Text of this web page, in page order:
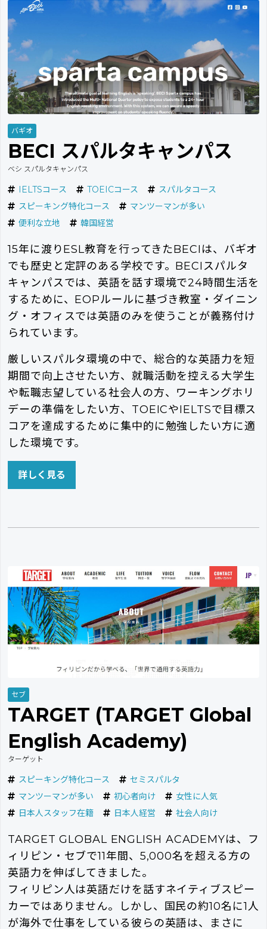
バギオ
BECI スパルタキャンパス
ベシ スパルタキャンパス
IELTSコース TOEICコース
スパルタコース
スピーキング特化コース
マンツーマンが多い
便利な立地
韓国経営
15年に渡りESL教育を行ってきたBECIは、バギオ
でも歴史と定評のある学校です。BECIスパルタ
キャンパスでは、英語を話す環境で24時間生活を
するために、EOPルールに基づき教室・ダイニン
グ・オフィスでは英語のみを使うことが義務付け
られています。
厳しいスパルタ環境の中で、総合的な英語力を短
期間で向上させたい方、就職活動を控える大学生
や転職志望している社会人の方、ワーキングホリ
デーの準備をしたい方、TOEICやIELTSで目標ス
コアを達成するために集中的に勉強したい方に適
した環境です。
詳しく見る
セブ
TARGET (TARGET Global
English Academy)
ターゲット
スピーキング特化コース
セミスパルタ
マンツーマンが多い
初心者向け
女性に人気
日本人スタッフ在籍
日本人経営 社会人向け
TARGET GLOBAL ENGLISH ACADEMYは、フ
ィリピン・セブで11年間、5,000名を超える方の
英語力を伸ばしてきました。
フィリピン人は英語だけを話すネイティブスピー
カーではありません。しかし、国民の約10名に1人
が海外で仕事をしている彼らの英語は、まさに